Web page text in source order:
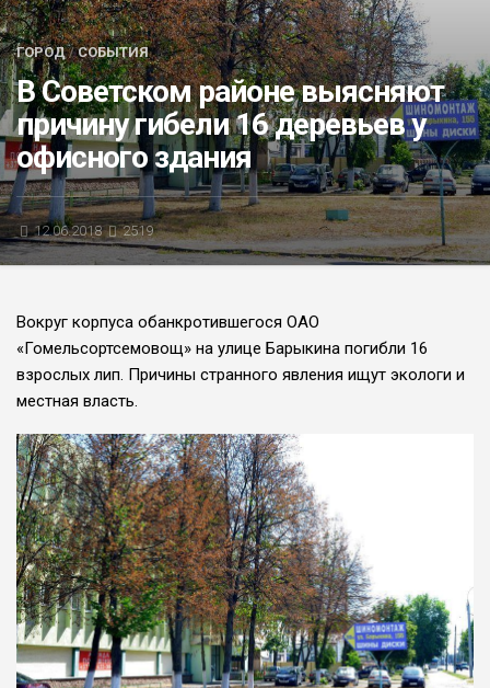
БЛИЦ-ОПРОС
АФИША
ГОРОД/СОБЫТИЯ
В Советском районе выясняют
причину гибели 16 деревьев у
офисного здания
12.06.2018 2519
Вокруг корпуса обанкротившегося ОАО
«Гомельсортсемовощ» на улице Барыкина погибли 16
взрослых лип. Причины странного явления ищут экологи и
местная власть.